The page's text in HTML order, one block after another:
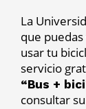
La
que
usar tu
servicio
“Bus +
consultar su